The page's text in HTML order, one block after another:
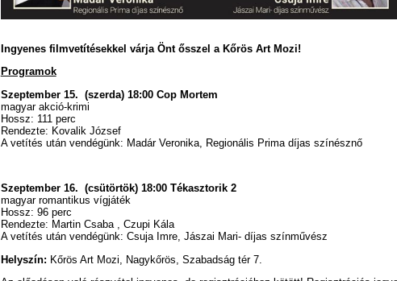
Ingyenes filmvetítésekkel várja Önt ősszel a Kőrös Art Mozi!
Programok
Szeptember 15. (szerda) 18:00 Cop Mortem
magyar akció-krimi
Hossz: 111 perc
Rendezte: Kovalik József
A vetítés után vendégünk: Madár Veronika, Regionális Prima díjas színésznő
Szeptember 16. (csütörtök) 18:00 Tékasztorik 2
magyar romantikus vígjáték
Hossz: 96 perc
Rendezte: Martin Csaba , Czupi Kála
A vetítés után vendégünk: Csuja Imre, Jászai Mari- díjas színművész
Helyszín: Kőrös Art Mozi, Nagykőrös, Szabadság tér 7.